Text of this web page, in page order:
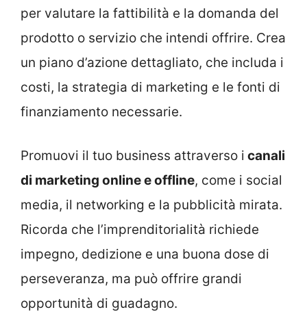
per valutare la fattibilità e la domanda del
prodotto o servizio che intendi offrire. Crea
un piano d’azione dettagliato, che includa i
costi, la strategia di marketing e le fonti di
finanziamento necessarie.
Promuovi il tuo business attraverso i canali
di marketing online e offline, come i social
media, il networking e la pubblicità mirata.
Ricorda che l’imprenditorialità richiede
impegno, dedizione e una buona dose di
perseveranza, ma può offrire grandi
opportunità di guadagno.